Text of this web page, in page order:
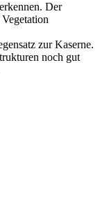
Der
zur Kaserne.
noch gut